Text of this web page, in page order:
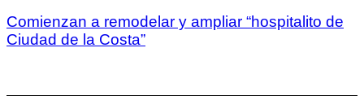
Comienzan a remodelar y ampliar “hospitalito de
Ciudad de la Costa”